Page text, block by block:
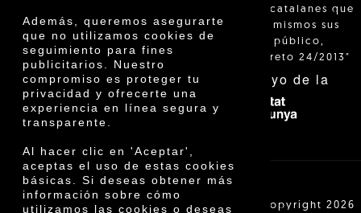
Además, queremos asegurarte
que no utilizamos cookies de
seguimiento para fines
publicitarios. Nuestro
compromiso es proteger tu
privacidad y ofrecerte una
experiencia en línea segura y
transparente.
Al hacer clic en 'Aceptar',
aceptas el uso de estas cookies
básicas. Si deseas obtener más
información sobre cómo
utilizamos las cookies o deseas
agricultores catalanes que
venden ellos mismos sus
productos al público,
según el Decreto 24/2013"
Con el apoyo de la
Cooperativa Agrícola de Cambrils SCCL | Copyright 2026